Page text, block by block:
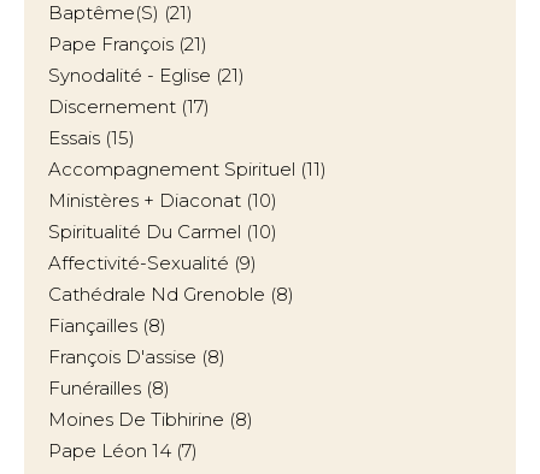
Baptême(s) (21)
Pape François (21)
Synodalité - Eglise (21)
Discernement (17)
Essais (15)
Accompagnement Spirituel (11)
Ministères + Diaconat (10)
Spiritualité Du Carmel (10)
Affectivité-Sexualité (9)
Cathédrale Nd Grenoble (8)
Fiançailles (8)
François D'assise (8)
Funérailles (8)
Moines De Tibhirine (8)
Pape Léon 14 (7)